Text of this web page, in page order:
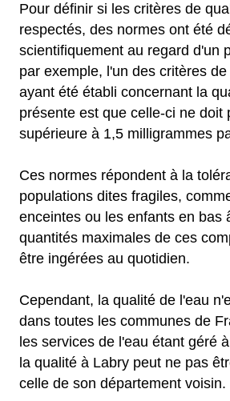
Pour définir si les critères de
respectés, des normes ont été
scientifiquement au regard d'un
par exemple, l'un des critères
ayant été établi concernant la
présente est que celle-ci ne doit
supérieure à 1,5 milligrammes
Ces normes répondent à la
populations dites fragiles,
enceintes ou les enfants en bas
quantités maximales de ces
être ingérées au quotidien.
Cependant, la qualité de l'eau
dans toutes les communes de
les services de l'eau étant géré
la qualité à Labry peut ne pas
celle de son département voisin.